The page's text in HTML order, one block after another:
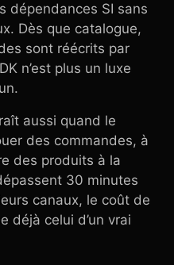
dépendances SI sans
Dès que catalogue,
sont réécrits par
n’est plus un luxe
aussi quand le
des commandes, à
des produits à la
30 minutes
canaux, le coût de
déjà celui d’un vrai